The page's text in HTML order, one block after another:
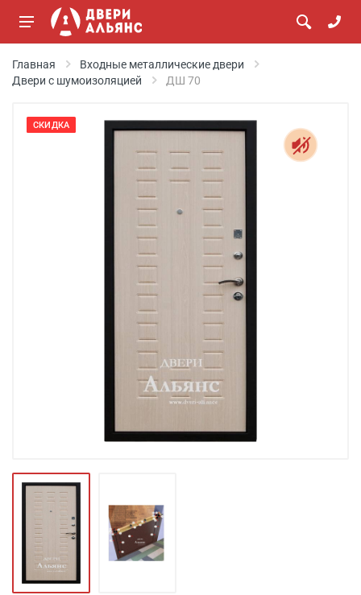
Главная
Входные металлические двери
Двери с шумоизоляцией
ДШ 70
СКИДКА